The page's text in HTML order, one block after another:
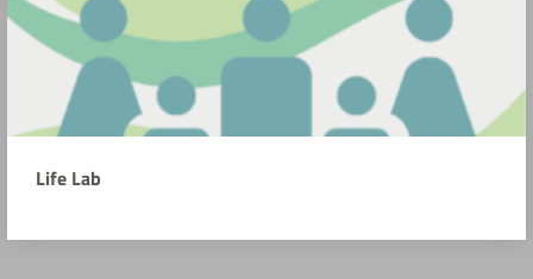
Life Lab